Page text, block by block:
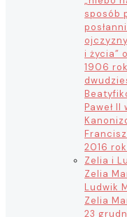
sposób
i życia”
1906
Paweł II
2016
Zelia i
Zelia
Ludwik
Zelia
23